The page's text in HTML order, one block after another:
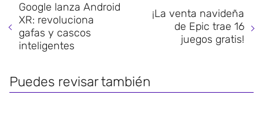
Google lanza Android
XR: revoluciona
gafas y cascos
inteligentes
¡La venta navideña
de Epic trae 16
juegos gratis!
Puedes revisar también